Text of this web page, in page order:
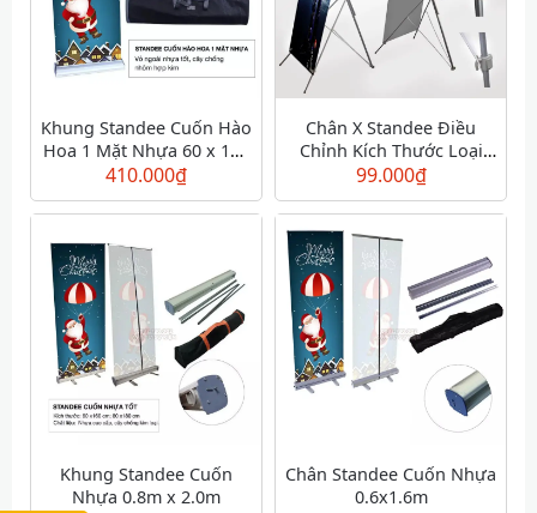
Khung Standee Cuốn Hào
Hoa 1 Mặt Nhựa 60 x 160
cm - Giá Cuốn Cao Cấp
410.000₫
Chân X Standee Điều
Chỉnh Kích Thước Loại
Tôt (Tăng Đơ)
99.000₫
Khung Standee Cuốn
Nhựa 0.8m x 2.0m
Chân Standee Cuốn Nhựa
0.6x1.6m